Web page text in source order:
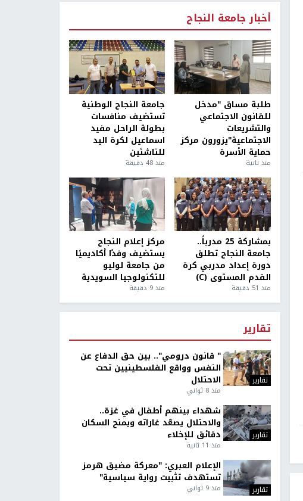
أخبار جامعة النجاح
طلبة مساق "مدخل
للقانون الاجتماعي
والتشريعات
الاجتماعية"يزورون مركز
حماية الأسرة
منذ ثانية
جامعة النجاح الوطنية
تستضيف منافسات
بطولة الراحل مفيد
اسماعيل لكرة اليد
للناشئين
منذ 48 دقيقة
بمشاركة 25 مدرباً..
جامعة النجاح تطلق
دورة إعداد مدربي كرة
القدم المستوى (C)
منذ 51 دقيقة
مركز إعلام النجاح
يستضيف وفدًا أكاديميًا
من جامعة لوليو
للتكنولوجيا السويدية
منذ 9 دقيقة
تقارير
تقارير
" قانون درومي".. بين حق الدفاع عن
النفس وواقع الفلسطينيين تحت
الاحتلال
منذ 8 ثواني
تقارير
شهداء بينهم أطفال في غزة..
والاحتلال يصعّد غاراته ويمنح السكان
دقائق للإخلاء
منذ 11 ثانية
تقارير
الإعلام العبري: "معركة مضيق هرمز
تستهدف تثبيت رواية سياسية"
منذ 9 ثواني